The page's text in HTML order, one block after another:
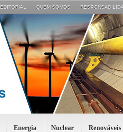
EDITORIAL QUEM SOMOS
Energia Nuclear Renováveis